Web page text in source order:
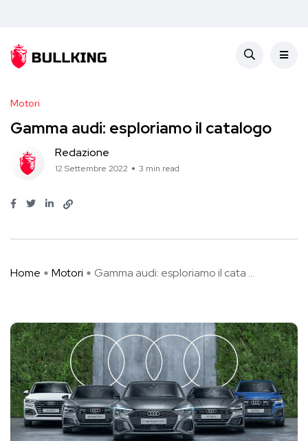
Motori
Gamma audi: esploriamo il catalogo
Redazione
12 Settembre 2022 3 min read
Home Motori Gamma audi: esploriamo il cata ...